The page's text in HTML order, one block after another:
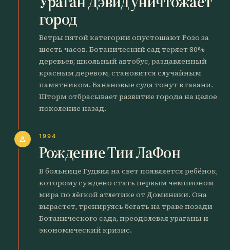
город
Ветры пятой категории опустошают Розо за
шесть часов. Ботанический сад теряет 80%
деревьев; школьный автобус, раздавленный
красным деревом, становится случайным
памятником. Банановые суда тонут в гавани.
Шторм отбрасывает развитие города на целое
поколение назад.
person 1994
Рождение Тии ЛаФон
В больнице Гудвил на свет появляется ребёнок,
которому суждено стать первым чемпионом
мира по лёгкой атлетике от Доминики. Она
вырастет, тренируясь бегать на траве позади
Ботанического сада, преодолевая ураганы и
экономический кризис.